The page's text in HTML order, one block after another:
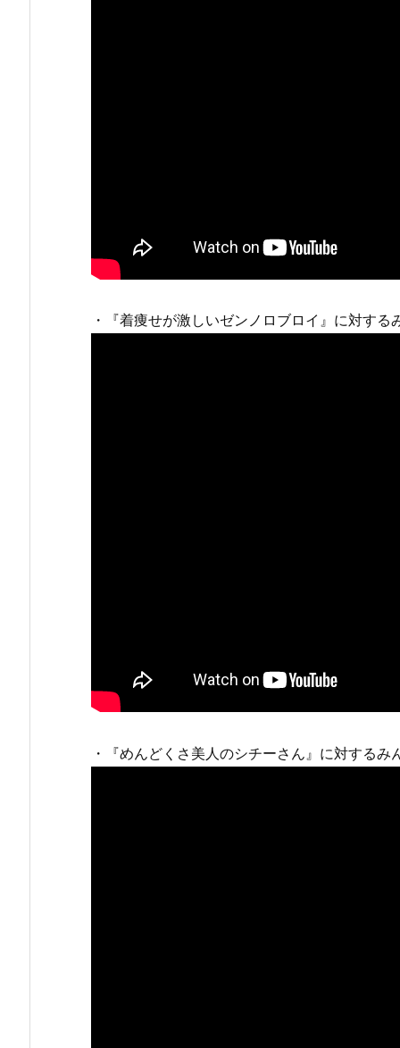
・『着痩せが激しいゼンノロブロイ』に対する
・『めんどくさ美人のシチーさん』に対するみ